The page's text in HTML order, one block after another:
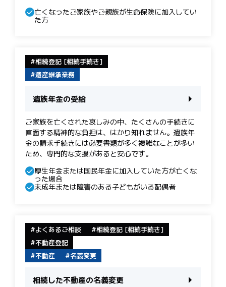
亡くなったご家族やご親族が生命保険に加入してい
た方
相続登記 [相続手続き]
遺産継承業務
遺族年金の受給
ご家族を亡くされた哀しみの中、たくさんの手続きに
直面する精神的な負担は、はかり知れません。遺族年
金の請求手続きには必要書類が多く複雑なことが多い
ため、専門的な支援があると安心です。
厚生年金または国民年金に加入していた方が亡くな
った場合
未成年または障害のある子どもがいる配偶者
よくあるご相談
相続登記 [相続手続き]
不動産登記
不動産
名義変更
相続した不動産の名義変更